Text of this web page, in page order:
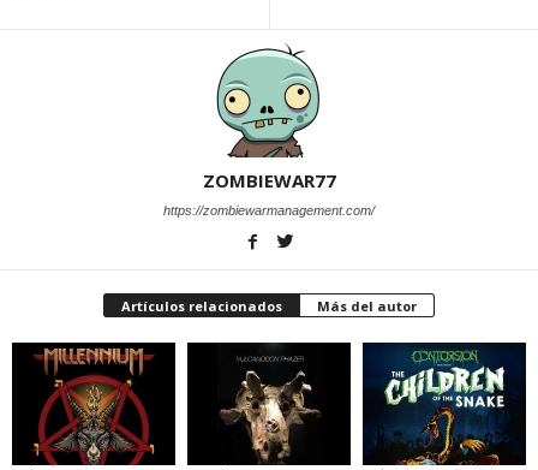
ZOMBIEWAR77
https://zombiewarmanagement.com/
Artículos relacionados Más del autor